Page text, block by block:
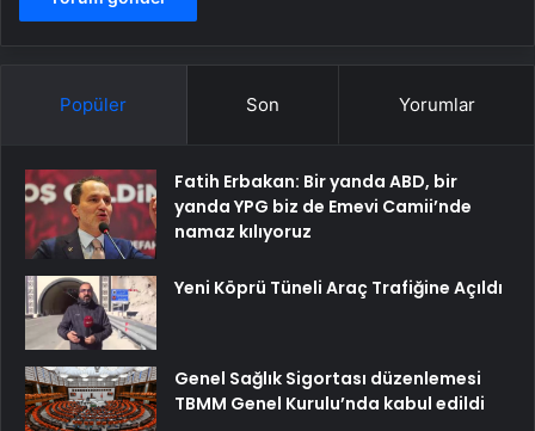
Popüler Son Yorumlar
Fatih Erbakan: Bir yanda ABD, bir
yanda YPG biz de Emevi Camii’nde
namaz kılıyoruz
Yeni Köprü Tüneli Araç Trafiğine Açıldı
Genel Sağlık Sigortası düzenlemesi
TBMM Genel Kurulu’nda kabul edildi